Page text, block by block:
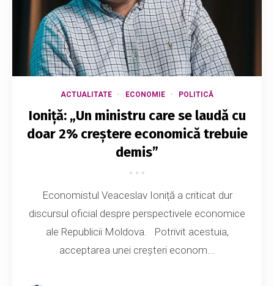
ACTUALITATE ECONOMIE POLITICĂ
Ioniță: „Un ministru care se laudă cu
doar 2% creștere economică trebuie
demis”
Economistul Veaceslav Ioniță a criticat dur
discursul oficial despre perspectivele economice
ale Republicii Moldova. Potrivit acestuia,
acceptarea unei creșteri econom...